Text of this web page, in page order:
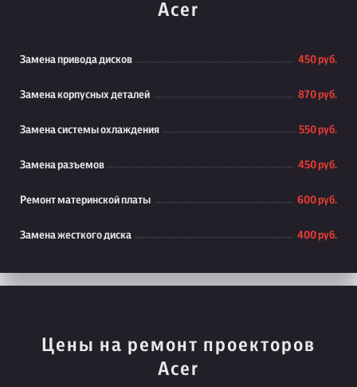
Acer
Замена привода дисков 450 руб.
Замена корпусных деталей 870 руб.
Замена системы охлаждения 550 руб.
Замена разъемов 450 руб.
Ремонт материнской платы 600 руб.
Замена жесткого диска 400 руб.
Цены на ремонт проекторов
Acer